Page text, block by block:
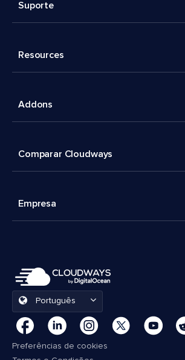
Suporte
Resources
Addons
Comparar Cloudways
Empresa
Português
Preferências de cookies